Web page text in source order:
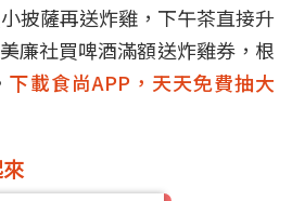
披薩再送炸雞，下午茶直接升
廉社買啤酒滿額送炸雞券，根
下載食尚APP，天天免費抽大